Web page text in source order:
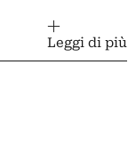
Leggi di più